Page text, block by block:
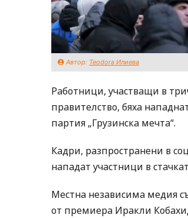
Автор: Teodora Илиева
Работници, участващи в
правителство, бяха
партия „Грузинска мечта“.
Кадри, разпространени в
нападат участници в
Местна независима медия
от премиера Иракли